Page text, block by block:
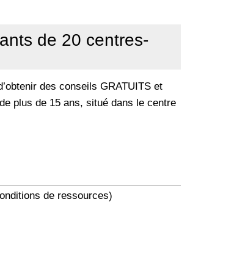
de 20 centres-
des conseils GRATUITS et
plus de 15 ans, situé dans le centre
de ressources)